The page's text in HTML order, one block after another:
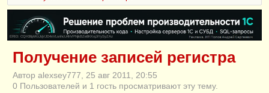
ERID: CQH36pWzJqVJD4xVLsnhcU4hVPNjkBZe8KKxjJiYySyZAz
Получение записей регистра
Автор alexsey777, 25 авг 2011, 20:55
0 Пользователей и 1 гость просматривают эту тему.